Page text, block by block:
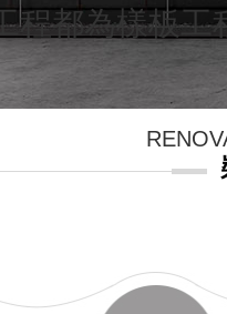
都為樣板工程